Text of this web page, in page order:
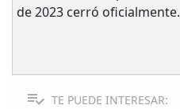
de 2023 cerró oficialmente.
TE PUEDE INTERESAR: